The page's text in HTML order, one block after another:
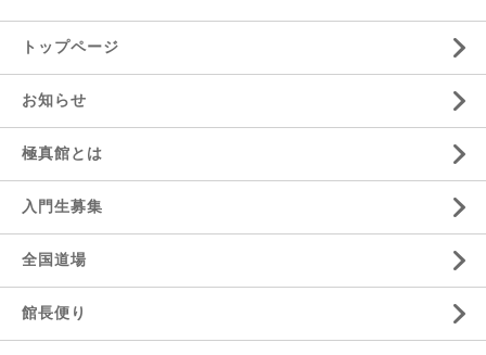
トップページ
お知らせ
極真館とは
入門生募集
全国道場
館長便り